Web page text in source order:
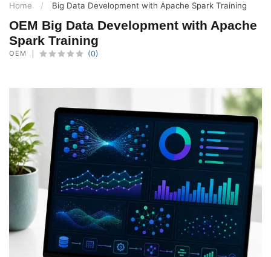
Home / Big Data Development with Apache Spark Training
OEM Big Data Development with Apache
Spark Training
OEM (0)